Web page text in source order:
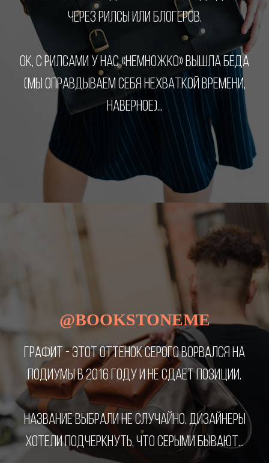
ЧЕРЕЗ РИЛСЫ ИЛИ БЛОГЕРОВ.
ОК, С РИЛСАМИ У НАС «НЕМНОЖКО» ВЫШЛА БЕДА
(МЫ ОПРАВДЫВАЕМ СЕБЯ НЕХВАТКОЙ ВРЕМЕНИ,
НАВЕРНОЕ)...
@BOOKSTONEME
ГРАФИТ - ЭТОТ ОТТЕНОК СЕРОГО ВОРВАЛСЯ НА
ПОДИУМЫ В 2016 ГОДУ И НЕ СДАЕТ ПОЗИЦИИ.
НАЗВАНИЕ ВЫБРАЛИ НЕ СЛУЧАЙНО. ДИЗАЙНЕРЫ
ХОТЕЛИ ПОДЧЕРКНУТЬ, ЧТО СЕРЫМИ БЫВАЮТ...